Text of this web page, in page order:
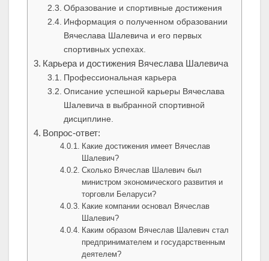
Образование и спортивные достижения
Информация о полученном образовании
Вячеслава Шалевича и его первых
спортивных успехах.
Карьера и достижения Вячеслава Шалевича
Профессиональная карьера
Описание успешной карьеры Вячеслава
Шалевича в выбранной спортивной
дисциплине.
Вопрос-ответ:
Какие достижения имеет Вячеслав
Шалевич?
Сколько Вячеслав Шалевич был
министром экономического развития и
торговли Беларуси?
Какие компании основал Вячеслав
Шалевич?
Каким образом Вячеслав Шалевич стал
предпринимателем и государственным
деятелем?